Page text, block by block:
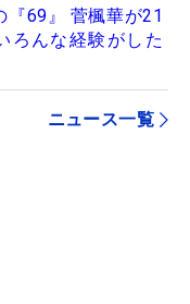
『69』 菅楓華が21
ろんな経験がした
ニュース一覧